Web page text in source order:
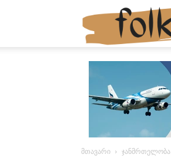
მთავარი ჯანმრთელობა